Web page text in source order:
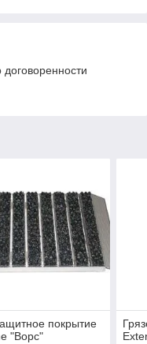
покрытие
"Ворс"